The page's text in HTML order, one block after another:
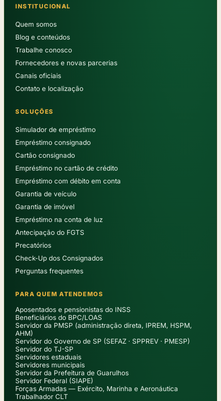
INSTITUCIONAL
Quem somos
Blog e conteúdos
Trabalhe conosco
Fornecedores e novas parcerias
Canais oficiais
Contato e localização
SOLUÇÕES
Simulador de empréstimo
Empréstimo consignado
Cartão consignado
Empréstimo no cartão de crédito
Empréstimo com débito em conta
Garantia de veículo
Garantia de imóvel
Empréstimo na conta de luz
Antecipação do FGTS
Precatórios
Check-Up dos Consignados
Perguntas frequentes
PARA QUEM ATENDEMOS
Aposentados e pensionistas do INSS
Beneficiários do BPC/LOAS
Servidor da PMSP (administração direta, IPREM, HSPM,
AHM)
Servidor do Governo de SP (SEFAZ · SPPREV · PMESP)
Servidor do TJ-SP
Servidores estaduais
Servidores municipais
Servidor da Prefeitura de Guarulhos
Servidor Federal (SIAPE)
Forças Armadas — Exército, Marinha e Aeronáutica
Trabalhador CLT